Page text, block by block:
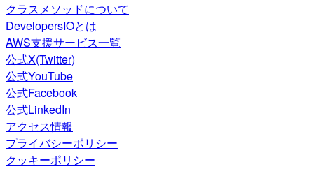
クラスメソッドについて
DevelopersIOとは
AWS支援サービス一覧
公式X(Twitter)
公式YouTube
公式Facebook
公式LinkedIn
アクセス情報
プライバシーポリシー
クッキーポリシー